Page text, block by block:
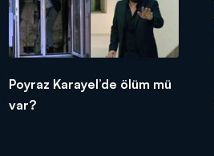
Poyraz Karayel’de ölüm mü
var?